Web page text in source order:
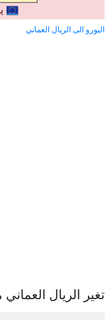
اليورو الى الريال العماني
تغير الريال العماني